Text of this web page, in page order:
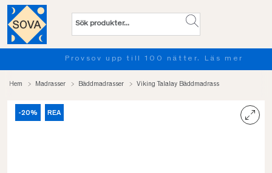
Provsov upp till 100 nätter. Läs mer
Hem Madrasser Bäddmadrasser Viking Talalay Bäddmadrass
-20% REA